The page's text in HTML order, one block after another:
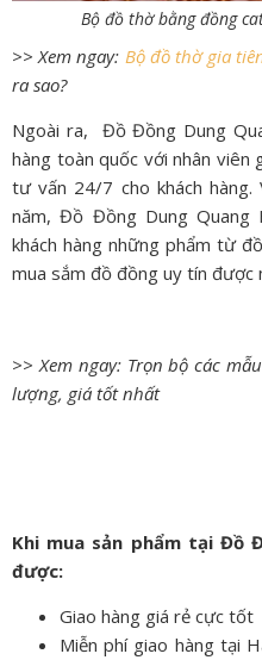
Bộ đồ thờ bằng đồng
>> Xem ngay: Bộ đồ thờ gia
ra sao?
Ngoài ra, Đồ Đồng Dung
hàng toàn quốc với nhân viên
tư vấn 24/7 cho khách
năm, Đồ Đồng Dung Quang
khách hàng những phẩm từ
mua sắm đồ đồng uy tín được
>> Xem ngay: Trọn bộ các mẫu
lượng, giá tốt nhất
Khi mua sản phẩm tại Đồ
được:
Giao hàng giá rẻ cực tốt
Miễn phí giao hàng tại